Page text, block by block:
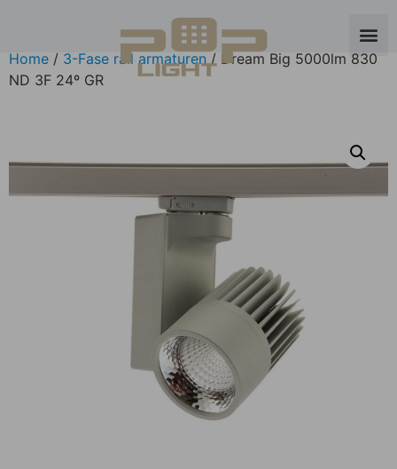
Home / 3-Fase rail armaturen / Dream Big 5000lm 830
ND 3F 24º GR